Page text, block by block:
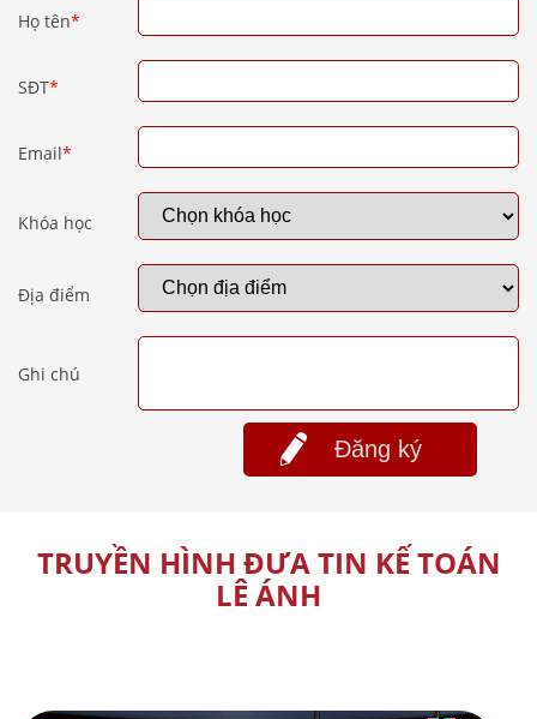
Họ tên*
SĐT*
Email*
Khóa học
Địa điểm
Ghi chú
Đăng ký
TRUYỀN HÌNH ĐƯA TIN KẾ TOÁN
LÊ ÁNH